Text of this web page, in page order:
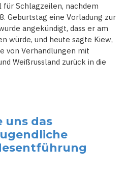
Schlagzeilen, nachdem
Geburtstag eine Vorladung zur
angekündigt, dass er am
würde, und heute sagte Kiew,
von Verhandlungen mit
Weißrussland zurück in die
uns das